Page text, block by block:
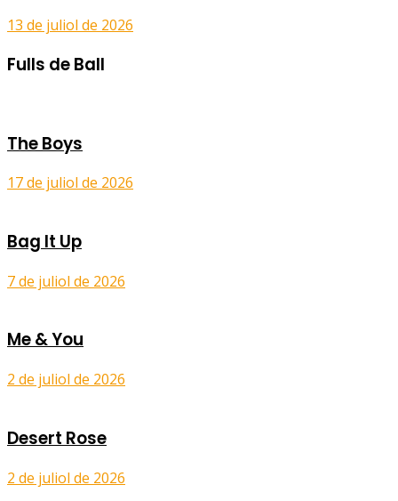
13 de juliol de 2026
Fulls de Ball
The Boys
17 de juliol de 2026
Bag It Up
7 de juliol de 2026
Me & You
2 de juliol de 2026
Desert Rose
2 de juliol de 2026